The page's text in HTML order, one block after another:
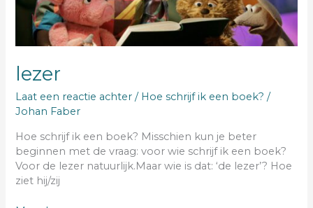
lezer
Laat een reactie achter / Hoe schrijf ik een boek? /
Johan Faber
Hoe schrijf ik een boek? Misschien kun je beter
beginnen met de vraag: voor wie schrijf ik een boek?
Voor de lezer natuurlijk.Maar wie is dat: ‘de lezer’? Hoe
ziet hij/zij